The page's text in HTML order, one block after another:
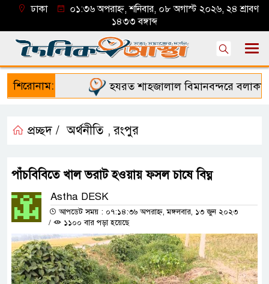
ঢাকা
০১:৩৬ অপরাহ্ন, শনিবার, ০৮ অগাস্ট ২০২৬, ২৪ শ্রাবণ
১৪৩৩ বঙ্গাব্দ
শিরোনাম: হযরত শাহজালাল বিমানবন্দরে বলাকা
প্রচ্ছদ / অর্থনীতি ,রংপুর
পাঁচবিবিতে খাল ভরাট হওয়ায় ফসল চাষে বিঘ্ন
Astha DESK
আপডেট সময় : ০৭:১৪:৩৬ অপরাহ্ন, মঙ্গলবার, ১৩ জুন ২০২৩
/
১১০০ বার পড়া হয়েছে